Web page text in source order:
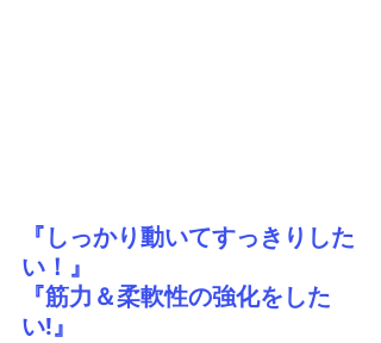
『しっかり動いてすっきりした
い！』
『筋力＆柔軟性の強化をした
い!』